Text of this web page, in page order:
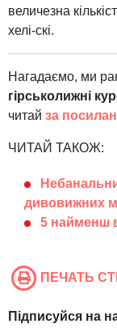
величезна
хелі-скі.
Нагадаємо, ми
гірськолижні
читай за
ЧИТАЙ ТАКОЖ:
дивовижних
5 найменш
ПЕЧАТЬ
Підписуйся на